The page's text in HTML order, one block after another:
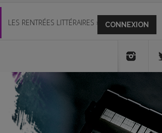
LES RENTRÉES LITTÉRAIRES » CONNEXION